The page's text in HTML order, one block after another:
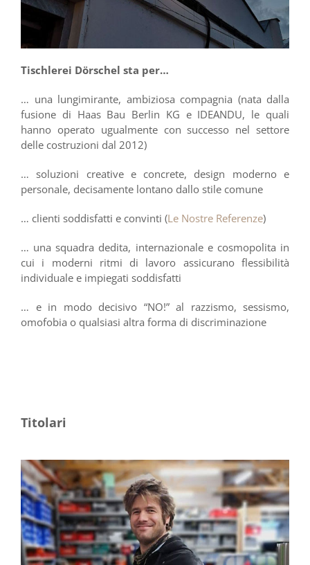
Tischlerei Dörschel sta per…
… una lungimirante, ambiziosa compagnia (nata dalla
fusione di Haas Bau Berlin KG e IDEANDU, le quali
hanno operato ugualmente con successo nel settore
delle costruzioni dal 2012)
… soluzioni creative e concrete, design moderno e
personale, decisamente lontano dallo stile comune
… clienti soddisfatti e convinti (Le Nostre Referenze)
… una squadra dedita, internazionale e cosmopolita in
cui i moderni ritmi di lavoro assicurano flessibilità
individuale e impiegati soddisfatti
… e in modo decisivo “NO!” al razzismo, sessismo,
omofobia o qualsiasi altra forma di discriminazione
Titolari